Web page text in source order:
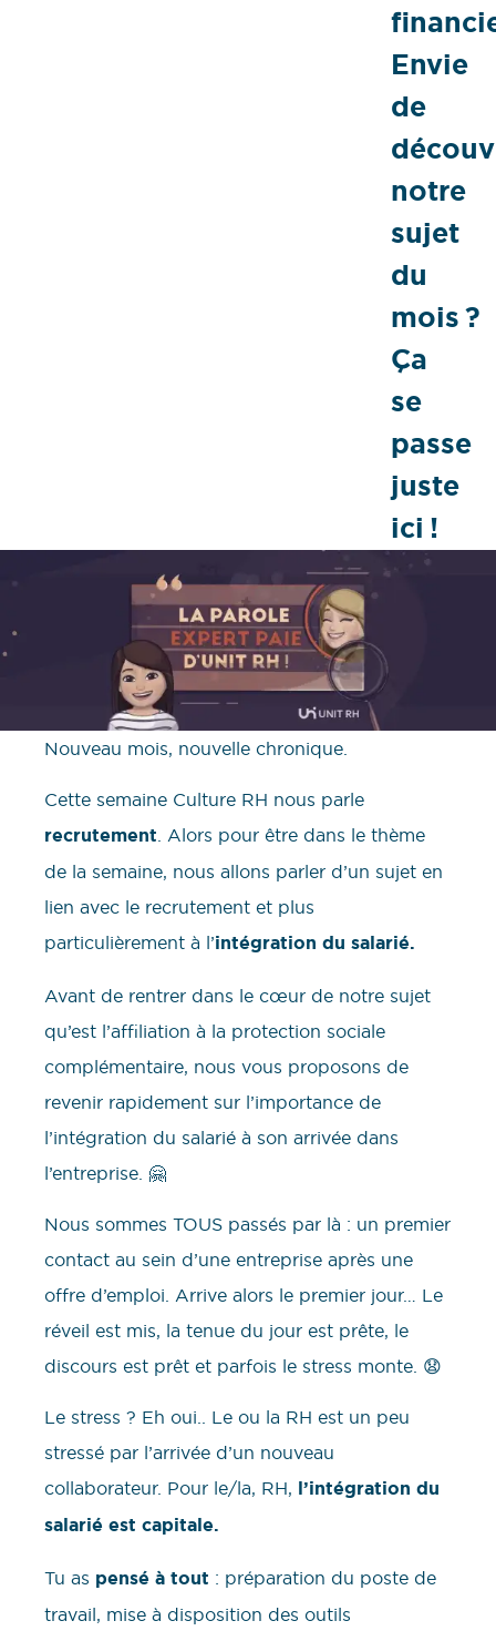
Envie
de
notre
sujet
du
mois ?
Ça
se
passe
juste
ici !
Nouveau mois, nouvelle chronique.
Cette semaine Culture RH nous parle
recrutement. Alors pour être dans le thème
de la semaine, nous allons parler d’un sujet en
lien avec le recrutement et plus
particulièrement à l’intégration du salarié.
Avant de rentrer dans le cœur de notre sujet
qu’est l’affiliation à la protection sociale
complémentaire, nous vous proposons de
revenir rapidement sur l’importance de
l’intégration du salarié à son arrivée dans
l’entreprise. 🤗
Nous sommes TOUS passés par là : un premier
contact au sein d’une entreprise après une
offre d’emploi. Arrive alors le premier jour… Le
réveil est mis, la tenue du jour est prête, le
discours est prêt et parfois le stress monte. 😧
Le stress ? Eh oui.. Le ou la RH est un peu
stressé par l’arrivée d’un nouveau
collaborateur. Pour le/la, RH, l’intégration du
salarié est capitale.
Tu as pensé à tout : préparation du poste de
travail, mise à disposition des outils